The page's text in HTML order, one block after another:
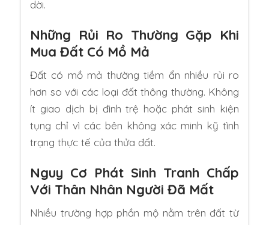
dời.
Những Rủi Ro Thường Gặp Khi
Mua Đất Có Mồ Mả
Đất có mồ mả thường tiềm ẩn nhiều rủi ro
hơn so với các loại đất thông thường. Không
ít giao dịch bị đình trệ hoặc phát sinh kiện
tụng chỉ vì các bên không xác minh kỹ tình
trạng thực tế của thửa đất.
Nguy Cơ Phát Sinh Tranh Chấp
Với Thân Nhân Người Đã Mất
Nhiều trường hợp phần mộ nằm trên đất từ